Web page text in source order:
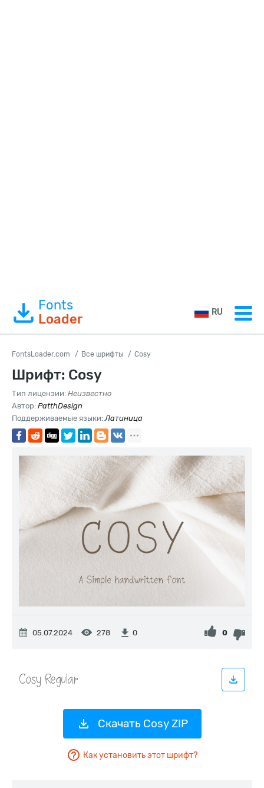
Fonts
Loader
RU
FontsLoader.com Все шрифты Cosy
Шрифт: Cosy
Тип лицензии: Неизвестно
Автор: PatthDesign
Поддерживаемые языки:Латиница
05.07.2024 278 0 0
Скачать Cosy ZIP
Как установить этот шрифт?